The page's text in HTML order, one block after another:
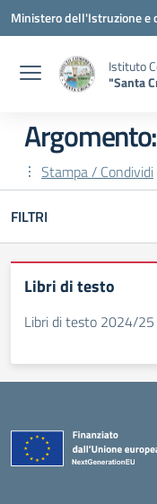
Vai ai contenuti
Vai al menu di navigazione
Vai al footer
Ministero dell'Istruzione e
Istituto
"Santa
Stampa / Condividi
FILTRI
Libri di testo
Libri di testo 2024/25